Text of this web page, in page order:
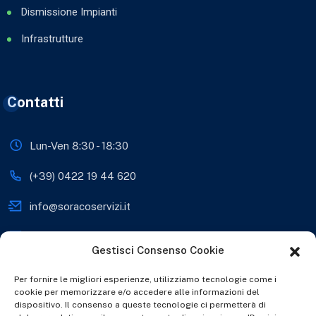
Gestisci Consenso Cookie
Per fornire le migliori esperienze, utilizziamo tecnologie come i
cookie per memorizzare e/o accedere alle informazioni del
dispositivo. Il consenso a queste tecnologie ci permetterà di
Dismissione Impianti
Infrastrutture
Contatti
Lun-Ven 8:30 - 18:30
(+39) 0422 19 44 620
info@soracoservizi.it
31038 Paese (TV), Italia
www.soracoservizi.it